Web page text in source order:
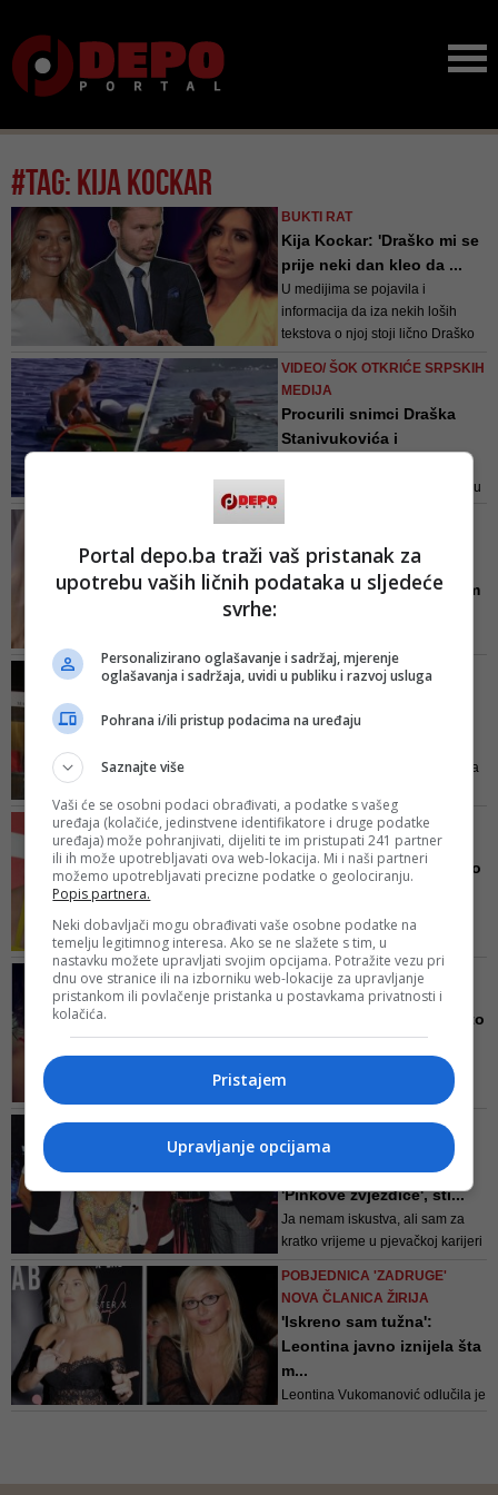
#tag: Kija Kockar
BUKTI RAT
Kija Kockar: 'Draško mi se
prije neki dan kleo da ...
U medijima se pojavila i
informacija da iza nekih loših
tekstova o njoj stoji lično Draško
Stanivuković, s kojim su je mediji
VIDEO/ ŠOK OTKRIĆE SRPSKIH
MEDIJA
Procurili snimci Draška
Stanivukovića i
Njih dvoje su se zajedno kupali u
veći i intenzivniji užitak, te se
popeo na skuter kako bi sve
pripremio za brzu vožnju
Banj...
Rialda Karahasanović
brutalno oplela po bivšem
bavim seoskim temama, ali čuh
danas kako me Slobodan
foliranta, nazvao istim, počela je
NAPUSTIO STUDIO
Stanković se posvađao s
U toku komentarisanja takmičara
se Stankoviću nije nimalo dopao,
pa joj je poručio da prestane da
glumi zvijezdu, na šta mu je ona
žestoko odgovorila i prozvala ko
VIDEO/ POZNATA PJEVAČICA
SPUSTILA LOPTU
Blatila je Kiju, pa se grdno
Ovo nikada dosad nisam
ispričala, ali to je stvarno istina,
počela je svoju priču Karleuša
VEDRANA RUDAN/ ĐE STE,
KRITIČARI?
Mrzitelji, ko vas je*e! Zašto
ću kupiti knjigu Kij...
Ne bi me ovo smetalo kad bi
“analitičari” hrvatske zbilje, o
nekakav muškarac napiše knjigu
RASKOL U ŽIRIJU
POPULARNOG SHOWA
Jelena i Sergej napustili
'Pinkove zvjezdice', sti...
Ja nemam iskustva, ali sam za
kratko vrijeme u pjevačkoj karijeri
cijeloj karijeri, kaže Kija Kockar
POBJEDNICA 'ZADRUGE'
NOVA ČLANICA ŽIRIJA
'Iskreno sam tužna':
Leontina javno iznijela šta
m...
Leontina Vukomanović odlučila je
Portal depo.ba traži vaš pristanak za
upotrebu vaših ličnih podataka u sljedeće
svrhe:
Personalizirano oglašavanje i sadržaj, mjerenje
oglašavanja i sadržaja, uvidi u publiku i razvoj usluga
Pohrana i/ili pristup podacima na uređaju
Saznajte više
Vaši će se osobni podaci obrađivati, a podatke s vašeg
uređaja (kolačiće, jedinstvene identifikatore i druge podatke
uređaja) može pohranjivati, dijeliti te im pristupati 241 partner
ili ih može upotrebljavati ova web-lokacija. Mi i naši partneri
možemo upotrebljavati precizne podatke o geolociranju.
Popis partnera.
Neki dobavljači mogu obrađivati vaše osobne podatke na
temelju legitimnog interesa. Ako se ne slažete s tim, u
nastavku možete upravljati svojim opcijama. Potražite vezu pri
dnu ove stranice ili na izborniku web-lokacije za upravljanje
pristankom ili povlačenje pristanka u postavkama privatnosti i
kolačića.
Pristajem
Upravljanje opcijama